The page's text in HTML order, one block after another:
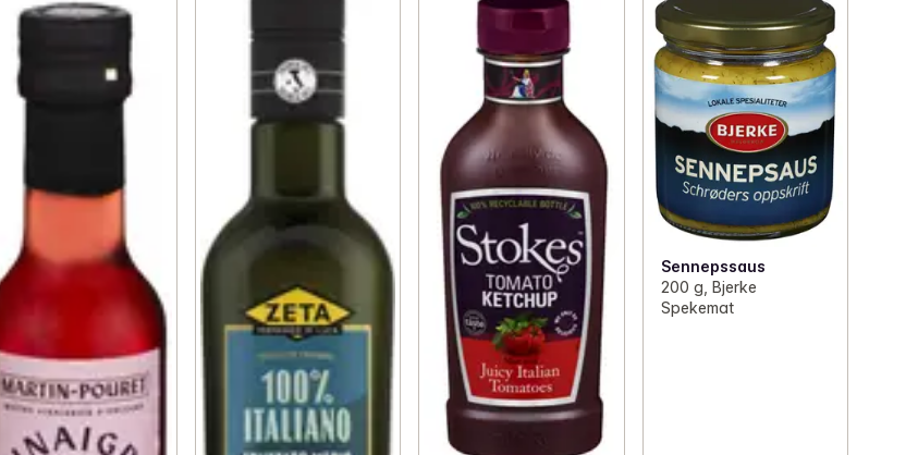
Sennepssaus
200 g, Bjerke
Spekemat